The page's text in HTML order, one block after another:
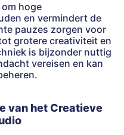
hoge
en vermindert de
pauzes zorgen voor
grotere creativiteit en
is bijzonder nuttig
vereisen en kan
van het Creatieve